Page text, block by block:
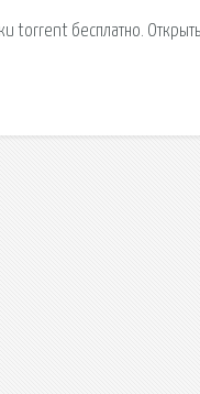
torrent бесплатно.